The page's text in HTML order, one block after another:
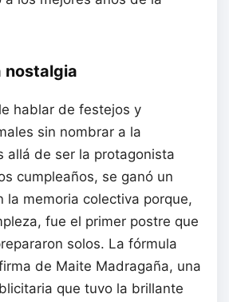
nostalgia
hablar de festejos y
sin nombrar a la
allá de ser la protagonista
cumpleaños, se ganó un
la memoria colectiva porque,
fue el primer postre que
solos. La fórmula
de Maite Madragaña, una
que tuvo la brillante